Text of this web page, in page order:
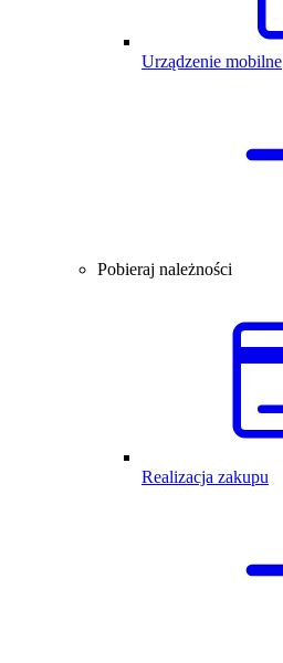
Urządzenie mobilne
Pobieraj należności
Realizacja zakupu